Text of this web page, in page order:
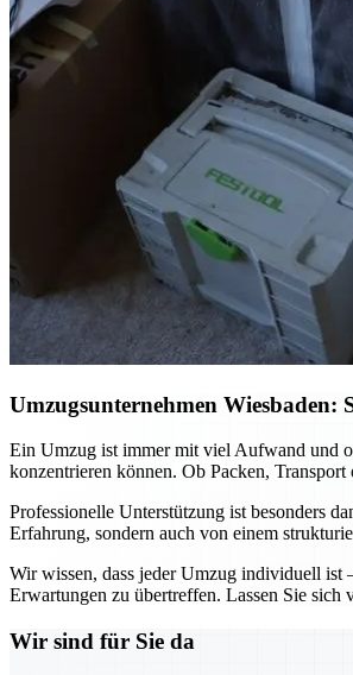
Umzugsunternehmen Wiesbaden:
Ein Umzug ist immer mit viel Aufwand und
konzentrieren können. Ob Packen,
Professionelle Unterstützung ist besonders
Erfahrung, sondern auch von einem
Wir wissen, dass jeder Umzug individuell ist
Erwartungen zu übertreffen. Lassen Sie sich
Wir sind für Sie da